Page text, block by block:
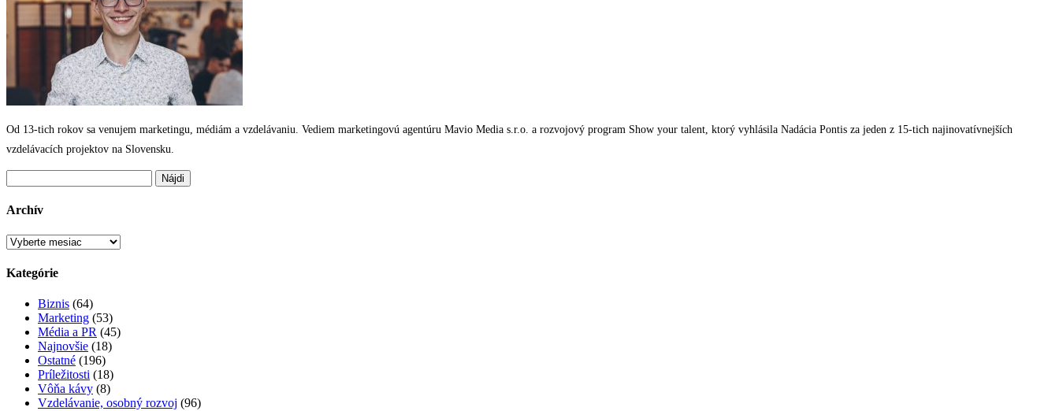
Od 13-tich rokov sa venujem marketingu, médiám a vzdelávaniu. Vediem marketingovú agentúru Mavio Media s.r.o. a rozvojový program Show your talent, ktorý vyhlásila Nadácia Pontis za jeden z 15-tich najinovatívnejších
vzdelávacích projektov na Slovensku.
Archív
Archív
Kategórie
Biznis (64)
Marketing (53)
Média a PR (45)
Najnovšie (18)
Ostatné (196)
Príležitosti (18)
Vôňa kávy (8)
Vzdelávanie, osobný rozvoj (96)